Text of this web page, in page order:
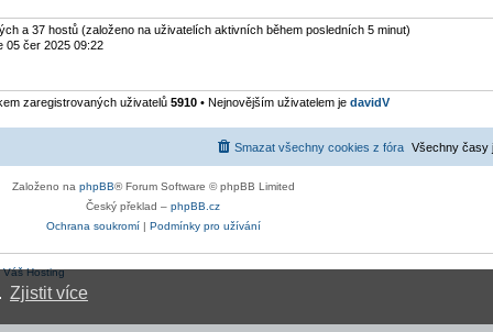
Zjistit více
k
p
ě
p
ř
ě
k
e
d
í
s
v
a 37 hostů (založeno na uživatelích aktivních během posledních 5 minut)
05 čer 2025 09:22
zaregistrovaných uživatelů 5910 • Nejnovějším uživatelem je davidV
Všechny časy
Smazat všechny cookies z fóra
Založeno na phpBB® Forum Software © phpBB Limited
Český překlad – phpBB.cz
Ochrana soukromí| Podmínky pro užívání
Váš Hosting